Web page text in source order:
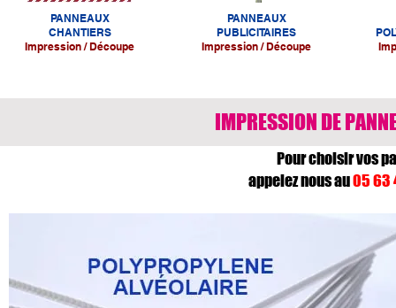
PANNEAUX
CHANTIERS
Impression / Découpe
PANNEAUX
PUBLICITAIRES
Impression / Découpe
IMPRESSION DE
Pour choisir vos
appelez nous au05 63